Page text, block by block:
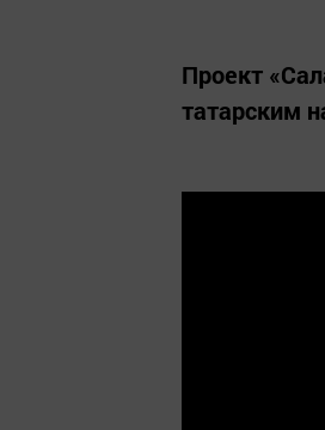
Проект
татарским